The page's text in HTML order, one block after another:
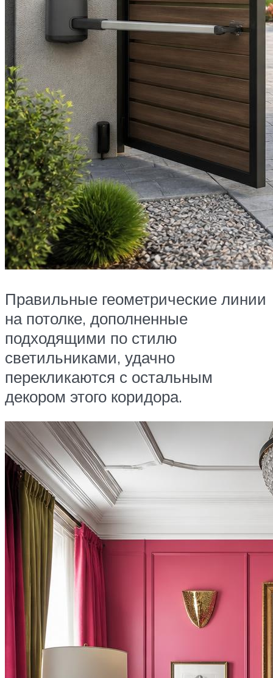
Правильные геометрические линии
на потолке, дополненные
подходящими по стилю
светильниками, удачно
перекликаются с остальным
декором этого коридора.